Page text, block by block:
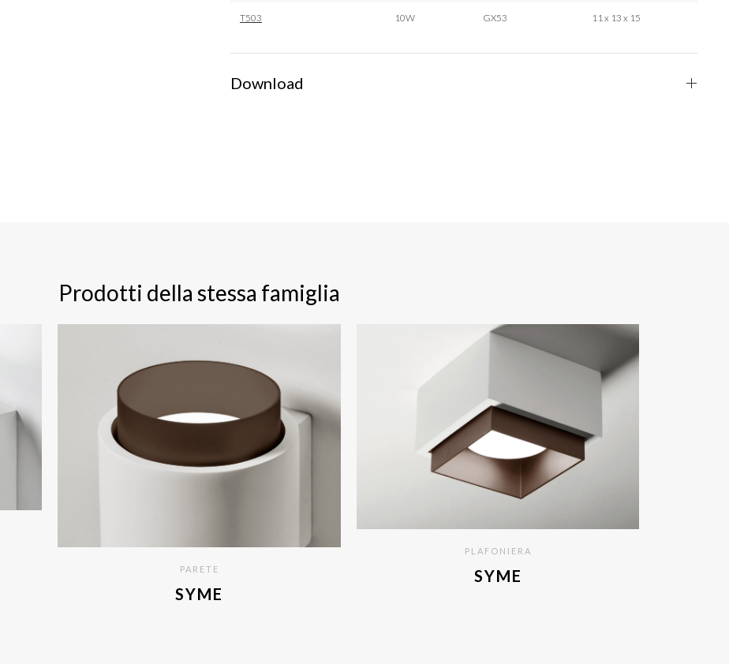
T503 10W GX53 11 x 13 x 15
Download
Prodotti della stessa famiglia
PARETE
SYME
PLAFONIERA
SYME